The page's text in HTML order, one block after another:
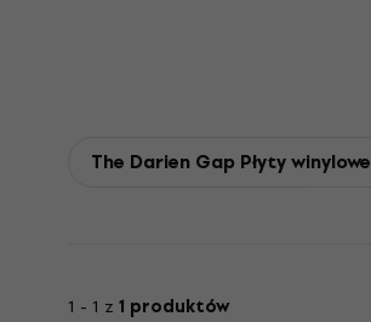
The Darien Gap Płyty winylowe
1 - 1 z 1 produktów